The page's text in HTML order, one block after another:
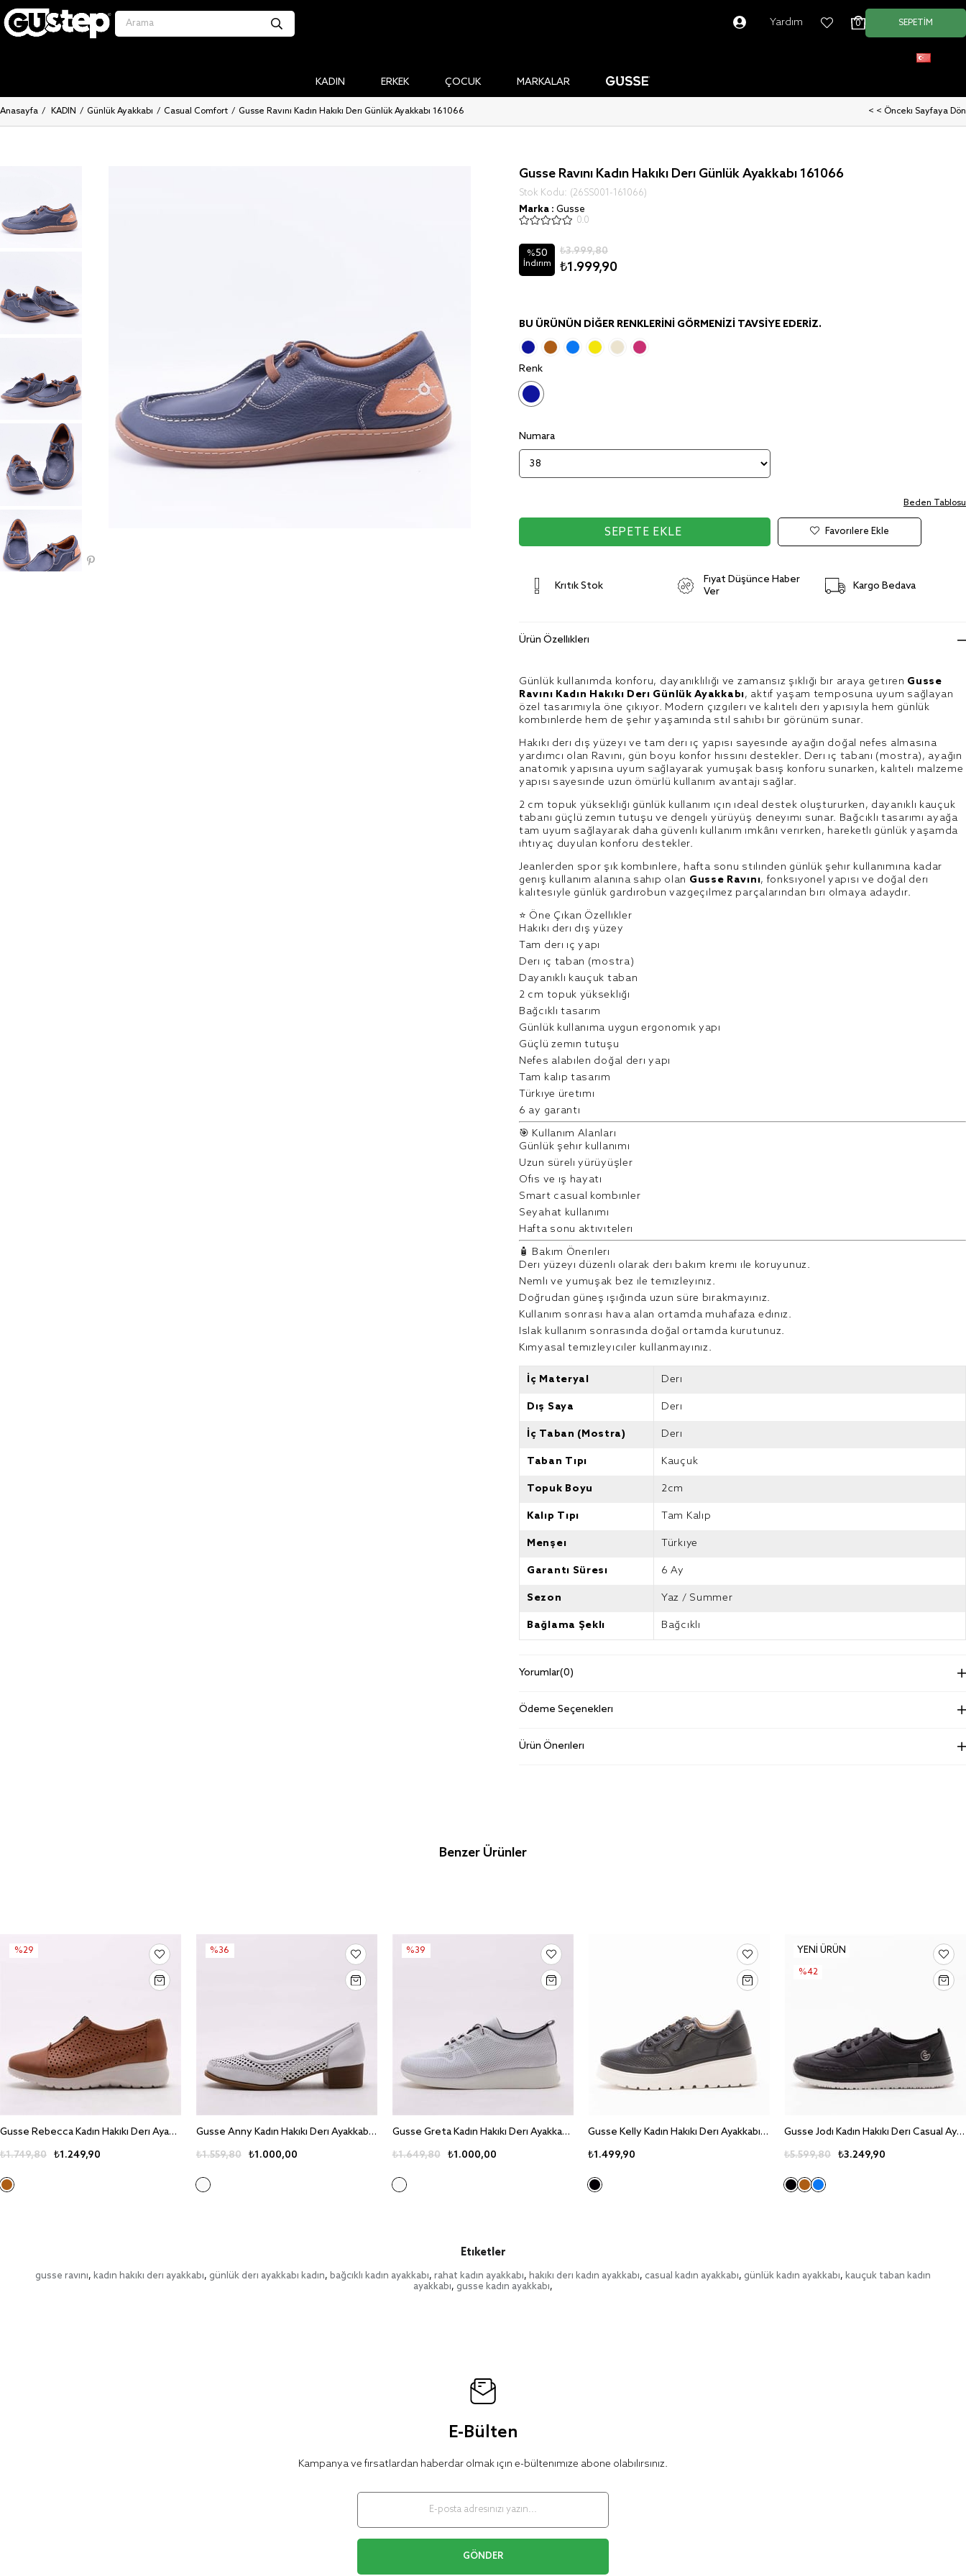
SEPETIM
0
Yardım
KADIN ERKEK ÇOCUK MARKALAR
Anasayfa KADIN Günlük Ayakkabı Casual Comfort Gusse Ravını Kadın Hakiki Deri Günlük Ayakkabı 161066 < < Önceki Sayfaya Dön
Paylaş
Gusse Ravını Kadın Hakiki Deri Günlük Ayakkabı 161066
Stok Kodu
(26SS001-161066)
Marka : Gusse
0.0
%50
İndirim
₺3.999,80
₺1.999,90
BU ÜRÜNÜN DIĞER RENKLERINI GÖRMENIZI TAVSIYE EDERIZ.
Renk
Numara
Beden Tablosu
Favorilere Ekle
Kritik Stok
Fiyat Düşünce Haber
Ver
Kargo Bedava
Ürün Özellikleri
Günlük kullanımda konforu, dayanıklılığı ve zamansız şıklığı bir araya getiren Gusse
Ravını Kadın Hakiki Deri Günlük Ayakkabı, aktif yaşam temposuna uyum sağlayan
özel tasarımıyla öne çıkıyor. Modern çizgileri ve kaliteli deri yapısıyla hem günlük
kombinlerde hem de şehir yaşamında stil sahibi bir görünüm sunar.
Hakiki deri dış yüzeyi ve tam deri iç yapısı sayesinde ayağın doğal nefes almasına
yardımcı olan Ravını, gün boyu konfor hissini destekler. Deri iç tabanı (mostra), ayağın
anatomik yapısına uyum sağlayarak yumuşak basış konforu sunarken, kaliteli malzeme
yapısı sayesinde uzun ömürlü kullanım avantajı sağlar.
2 cm topuk yüksekliği günlük kullanım için ideal destek oluştururken, dayanıklı kauçuk
tabanı güçlü zemin tutuşu ve dengeli yürüyüş deneyimi sunar. Bağcıklı tasarımı ayağa
tam uyum sağlayarak daha güvenli kullanım imkânı verirken, hareketli günlük yaşamda
ihtiyaç duyulan konforu destekler.
Jeanlerden spor şık kombinlere, hafta sonu stilinden günlük şehir kullanımına kadar
geniş kullanım alanına sahip olan Gusse Ravını, fonksiyonel yapısı ve doğal deri
kalitesiyle günlük gardırobun vazgeçilmez parçalarından biri olmaya adaydır.
⭐ Öne Çıkan Özellikler
Hakiki deri dış yüzey
Tam deri iç yapı
Deri iç taban (mostra)
Dayanıklı kauçuk taban
2 cm topuk yüksekliği
Bağcıklı tasarım
Günlük kullanıma uygun ergonomik yapı
Güçlü zemin tutuşu
Nefes alabilen doğal deri yapı
Tam kalıp tasarım
Türkiye üretimi
6 ay garanti
🎯 Kullanım Alanları
Günlük şehir kullanımı
Uzun süreli yürüyüşler
Ofis ve iş hayatı
Smart casual kombinler
Seyahat kullanımı
Hafta sonu aktiviteleri
🧴 Bakım Önerileri
Deri yüzeyi düzenli olarak deri bakım kremi ile koruyunuz.
Nemli ve yumuşak bez ile temizleyiniz.
Doğrudan güneş ışığında uzun süre bırakmayınız.
Kullanım sonrası hava alan ortamda muhafaza ediniz.
Islak kullanım sonrasında doğal ortamda kurutunuz.
Kimyasal temizleyiciler kullanmayınız.
İç Materyal Deri
Dış Saya Deri
İç Taban (Mostra) Deri
Taban Tipi Kauçuk
Topuk Boyu 2cm
Kalıp Tipi Tam Kalıp
Menşei Türkiye
Garanti Süresi 6 Ay
Sezon Yaz / Summer
Bağlama Şekli Bağcıklı
Yorumlar(0)
Ödeme Seçenekleri
Ürün Önerileri
Benzer Ürünler
Gusse Rebecca Kadin Hakiki Deri Ayakkabi 440
₺1.249,90
₺1.749,80
%29
Gusse Anny Kadin Hakiki Deri Ayakkabi 420
₺1.000,00
₺1.559,80
%36
Gusse Greta Kadin Hakiki Deri Ayakkabi 25
₺1.000,00
₺1.649,80
%39
Gusse Kelly Kadin Hakiki Deri Ayakkabi 3546
₺1.499,90
Gusse Jodi Kadin Hakiki Deri Casual Ayakkabi
₺3.249,90
₺5.599,80
YENI ÜRÜN
%42
Etiketler
gusse ravını, kadın hakiki deri ayakkabı, günlük deri ayakkabı kadın, bağcıklı kadın ayakkabı, rahat kadın ayakkabı, hakiki deri kadın ayakkabı, casual kadın ayakkabı, günlük kadın ayakkabı, kauçuk taban kadın
ayakkabı, gusse kadın ayakkabı,
E-Bülten
Kampanya ve fırsatlardan haberdar olmak için e-bültenimize abone olabilirsiniz.
GÖNDER